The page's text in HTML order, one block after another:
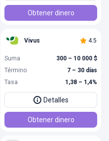
Obtener dinero
Vivus 4.5
Suma
300 – 10 000 $
Término
7 – 30 días
Tasa
1,38 – 1,4%
Detalles
Obtener dinero